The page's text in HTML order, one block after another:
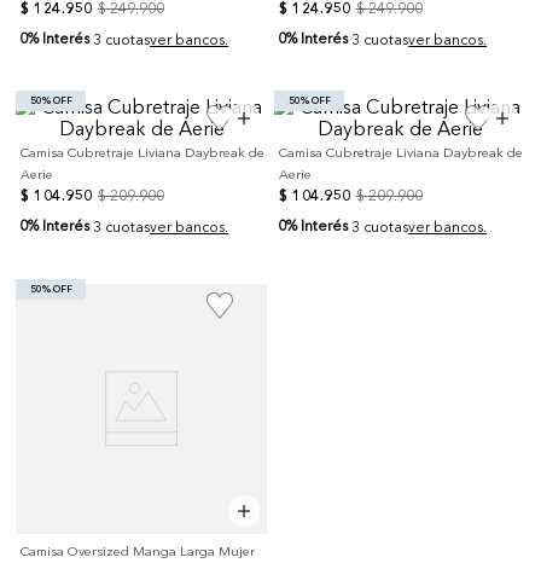
$ 124.950 $ 249.900
0% Interés 3 cuotasver bancos.
$ 124.950 $ 249.900
0% Interés 3 cuotasver bancos.
50% OFF
Camisa Cubretraje Liviana Daybreak de
Aerie
$ 104.950 $ 209.900
0% Interés 3 cuotasver bancos.
50% OFF
Camisa Cubretraje Liviana Daybreak de
Aerie
$ 104.950 $ 209.900
0% Interés 3 cuotasver bancos.
50% OFF
Camisa Oversized Manga Larga Mujer